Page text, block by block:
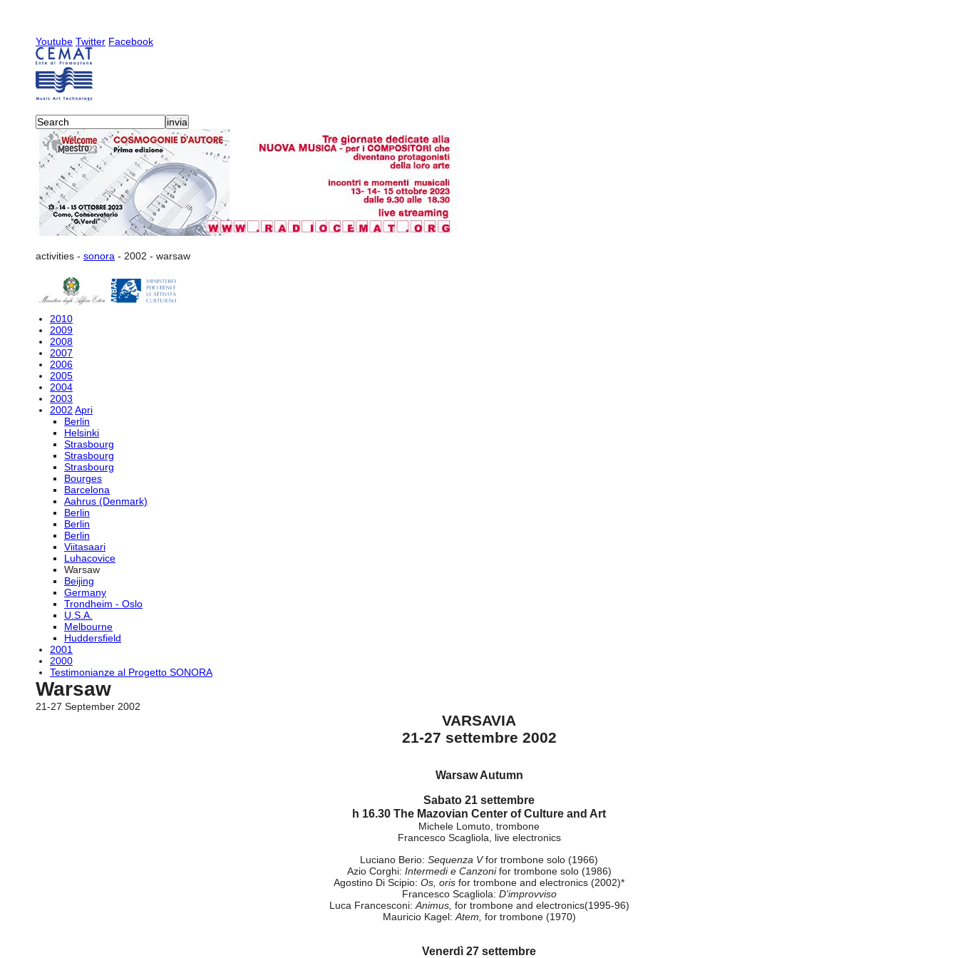
Youtube Twitter Facebook
activities - sonora - 2002 - warsaw
2010
2009
2008
2007
2006
2005
2004
2003
2002 Apri
Berlin
Helsinki
Strasbourg
Strasbourg
Strasbourg
Bourges
Barcelona
Aahrus (Denmark)
Berlin
Berlin
Berlin
Viitasaari
Luhacovice
Warsaw
Beijing
Germany
Trondheim - Oslo
U.S.A.
Melbourne
Huddersfield
2001
2000
Testimonianze al Progetto SONORA
Warsaw
21-27 September 2002
VARSAVIA
21-27 settembre 2002
Warsaw Autumn
Sabato 21 settembre
h 16.30 The Mazovian Center of Culture and Art
Michele Lomuto, trombone
Francesco Scagliola, live electronics
Luciano Berio: Sequenza Vfor trombone solo (1966)
Azio Corghi: Intermedi e Canzonifor trombone solo (1986)
Agostino Di Scipio: Os, oris for trombone and electronics (2002)*
Francesco Scagliola: D'improvviso
Luca Francesconi: Animus, for trombone and electronics(1995-96)
Mauricio Kagel: Atem, for trombone (1970)
Venerdì 27 settembre